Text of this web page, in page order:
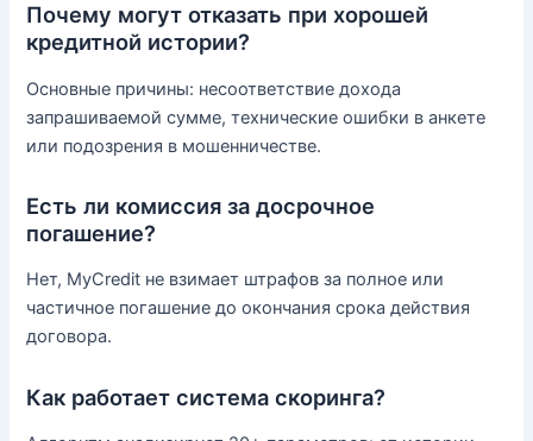
Почему могут отказать при хорошей
кредитной истории?
Основные причины: несоответствие дохода
запрашиваемой сумме, технические ошибки в анкете
или подозрения в мошенничестве.
Есть ли комиссия за досрочное
погашение?
Нет, MyCredit не взимает штрафов за полное или
частичное погашение до окончания срока действия
договора.
Как работает система скоринга?